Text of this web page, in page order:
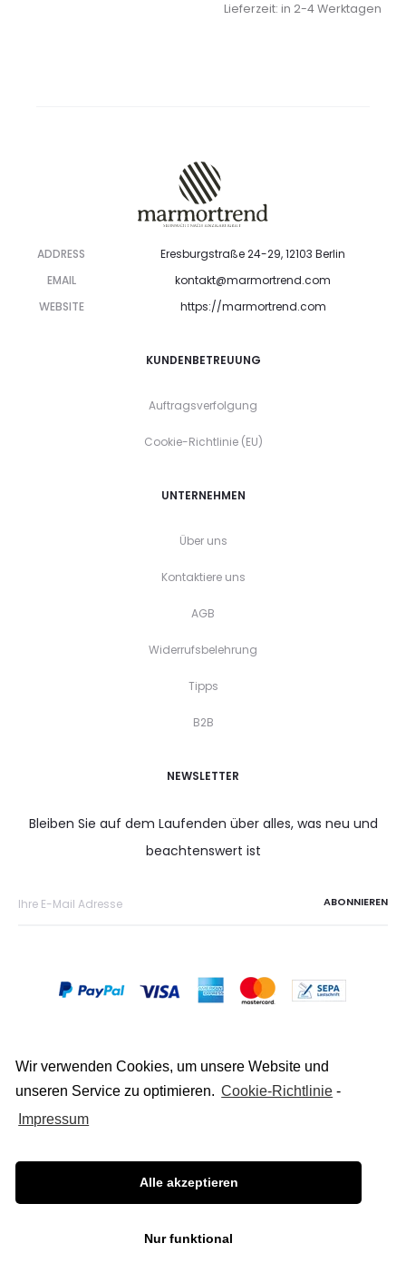
Lieferzeit: in 2-4 Werktagen
ADDRESS
Eresburgstraße 24-29, 12103 Berlin
EMAIL
kontakt@marmortrend.com
WEBSITE
https://marmortrend.com
KUNDENBETREUUNG
Auftragsverfolgung
Cookie-Richtlinie (EU)
UNTERNEHMEN
Über uns
Kontaktiere uns
AGB
Widerrufsbelehrung
Tipps
B2B
NEWSLETTER
Bleiben Sie auf dem Laufenden über alles, was neu und
beachtenswert ist
Datenschutz
Wir verwenden Cookies, um unsere Website und
unseren Service zu optimieren. Cookie-Richtlinie -
Impressum
Alle akzeptieren
Nur funktional